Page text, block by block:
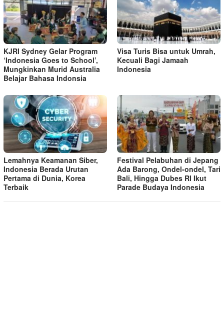
KJRI Sydney Gelar Program
‘Indonesia Goes to School’,
Mungkinkan Murid Australia
Belajar Bahasa Indonsia
Visa Turis Bisa untuk Umrah,
Kecuali Bagi Jamaah
Indonesia
Lemahnya Keamanan Siber,
Indonesia Berada Urutan
Pertama di Dunia, Korea
Terbaik
Festival Pelabuhan di Jepang
Ada Barong, Ondel-ondel, Tari
Bali, Hingga Dubes RI Ikut
Parade Budaya Indonesia